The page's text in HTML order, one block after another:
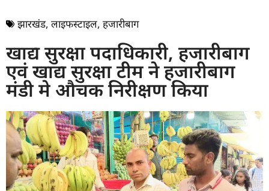
झारखंड, लाइफस्टाइल, हजारीबाग
खाद्य सुरक्षा पदाधिकारी, हजारीबाग
एवं खाद्य सुरक्षा टीम ने हजारीबाग
मंडी मे औचक निरीक्षण किया